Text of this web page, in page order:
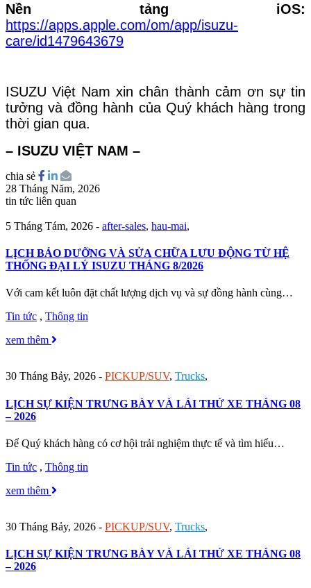
Nền tảng iOS:
https://apps.apple.com/om/app/isuzu-
care/id1479643679
ISUZU Việt Nam xin chân thành cảm ơn sự tin
tưởng và đồng hành của Quý khách hàng trong
thời gian qua.
– ISUZU VIỆT NAM –
chia sẻ
28 Tháng Năm, 2026
tin tức liên quan
5 Tháng Tám, 2026 - after-sales, hau-mai,
LỊCH BẢO DƯỠNG VÀ SỬA CHỮA LƯU ĐỘNG TỪ HỆ
THỐNG ĐẠI LÝ ISUZU THÁNG 8/2026
Với cam kết luôn đặt chất lượng dịch vụ và sự đồng hành cùng…
Tin tức , Thông tin
xem thêm
30 Tháng Bảy, 2026 - PICKUP/SUV, Trucks,
LỊCH SỰ KIỆN TRƯNG BÀY VÀ LÁI THỬ XE THÁNG 08
– 2026
Để Quý khách hàng có cơ hội trải nghiệm thực tế và tìm hiểu…
Tin tức , Thông tin
xem thêm
30 Tháng Bảy, 2026 - PICKUP/SUV, Trucks,
LỊCH SỰ KIỆN TRƯNG BÀY VÀ LÁI THỬ XE THÁNG 08
– 2026